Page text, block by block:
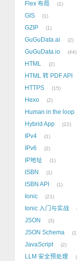
Flex 布局 1
GIS 1
GZIP 1
GuGuData.ai 2
GuGuData.io 44
HTML 2
HTML 转 PDF API
HTTPS 15
Hexo 2
Human in the loop
Hybrid App 22
IPv4 1
IPv6 2
IP地址 1
ISBN 1
ISBN API 1
Ionic 21
Ionic 入门与实战
JSON 3
JSON Schema 1
JavaScript 2
LLM 安全预处理